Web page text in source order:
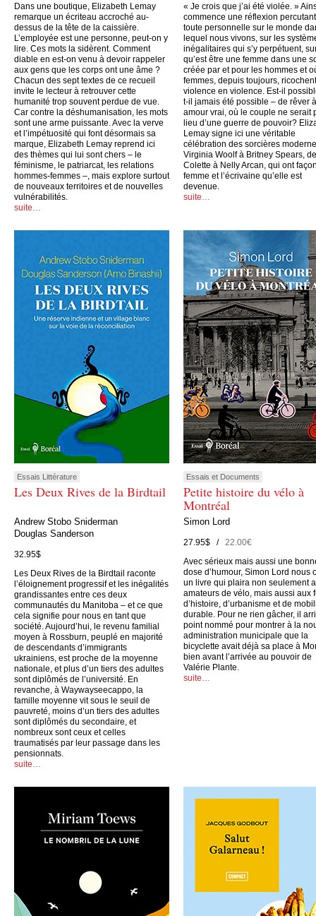
Dans une boutique, Elizabeth Lemay
remarque un écriteau accroché au-
dessus de la tête de la caissière.
L’employée est une personne, peut-on y
lire. Ces mots la sidèrent. Comment
diable en est-on venu à devoir rappeler
aux gens que les corps ont une âme ?
Chacun des sept textes de ce recueil
invite le lecteur à retrouver cette
humanité trop souvent perdue de vue.
Car contre la déshumanisation, les mots
sont une arme puissante. Avec la verve
et l’impétuosité qui font désormais sa
marque, Elizabeth Lemay reprend ici
des thèmes qui lui sont chers – le
féminisme, le patriarcat, les relations
hommes-femmes –, mais explore surtout
de nouveaux territoires et de nouvelles
vulnérabilités.
suite…
« Je crois que j’ai été violée. »
commence une réflexion
toute personnelle sur le monde
lequel nous vivons, sur les
inégalitaires qui s’y perpétuent,
qu’est être une femme dans une
créée par et pour les hommes et
femmes, depuis toujours,
violence en violence. Est-il
t-il jamais été possible – de rêver
amour vrai, où le couple ne serait
lieu d’une guerre de pouvoir?
Lemay signe ici une véritable
célébration des sorcières
Virginia Woolf à Britney Spears, de
Colette à Nelly Arcan, qui ont
femme et l’écrivaine qu’elle est
devenue.
suite…
Essais Littérature
Les Deux Rives de la Birdtail
Andrew Stobo Sniderman
Douglas Sanderson
32.95$
Les Deux Rives de la Birdtail raconte
l’éloignement progressif et les inégalités
grandissantes entre ces deux
communautés du Manitoba – et ce que
cela signifie pour nous en tant que
société. Aujourd’hui, le revenu familial
moyen à Rossburn, peuplé en majorité
de descendants d’immigrants
ukrainiens, est proche de la moyenne
nationale, et plus d’un tiers des adultes
sont diplômés de l’université. En
revanche, à Waywayseecappo, la
famille moyenne vit sous le seuil de
pauvreté, moins d’un tiers des adultes
sont diplômés du secondaire, et
nombreux sont ceux et celles
traumatisés par leur passage dans les
pensionnats.
suite…
Essais et Documents
Petite histoire du vélo à
Montréal
Simon Lord
27.95$ /22.00€
Avec sérieux mais aussi une
dose d’humour, Simon Lord nous
un livre qui plaira non seulement
amateurs de vélo, mais aussi aux
d’histoire, d’urbanisme et de
durable. Pour ne rien gâcher, il
point nommé pour montrer à la
administration municipale que la
bicyclette avait déjà sa place à
bien avant l’arrivée au pouvoir de
Valérie Plante.
suite…